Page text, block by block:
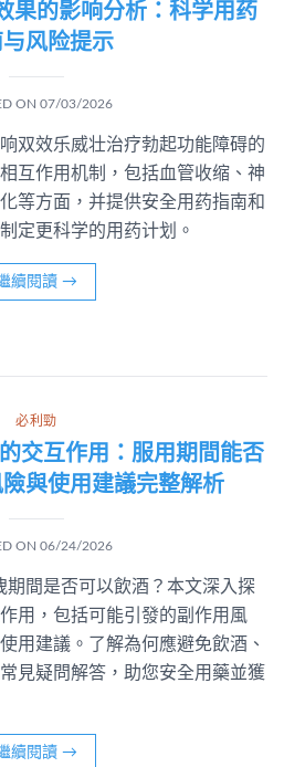
果的影响分析：科学用药
风险提示
ON 07/03/2026
双效乐威壮治疗勃起功能障碍的
互作用机制，包括血管收缩、神
等方面，并提供安全用药指南和
定更科学的用药计划。
續閱讀 →
必利勁
交互作用：服用期間能否
與使用建議完整解析
ON 06/24/2026
期間是否可以飲酒？本文深入探
用，包括可能引發的副作用風
用建議。了解為何應避免飲酒、
見疑問解答，助您安全用藥並獲
續閱讀 →